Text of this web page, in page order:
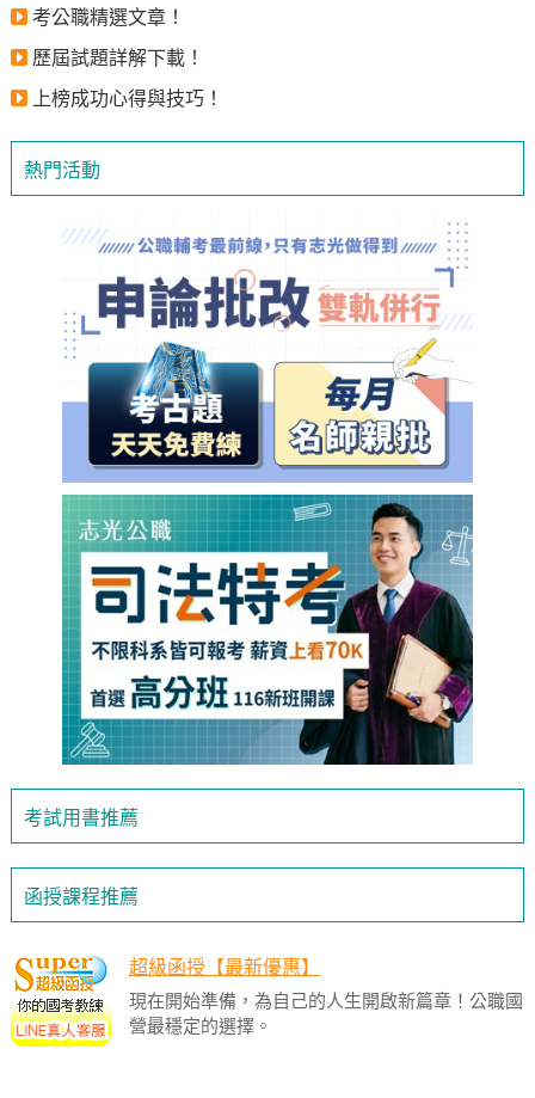
考公職精選文章！
歷屆試題詳解下載！
上榜成功心得與技巧！
熱門活動
考試用書推薦
函授課程推薦
超級函授【最新優惠】
現在開始準備，為自己的人生開啟新篇章！公職國
營最穩定的選擇。